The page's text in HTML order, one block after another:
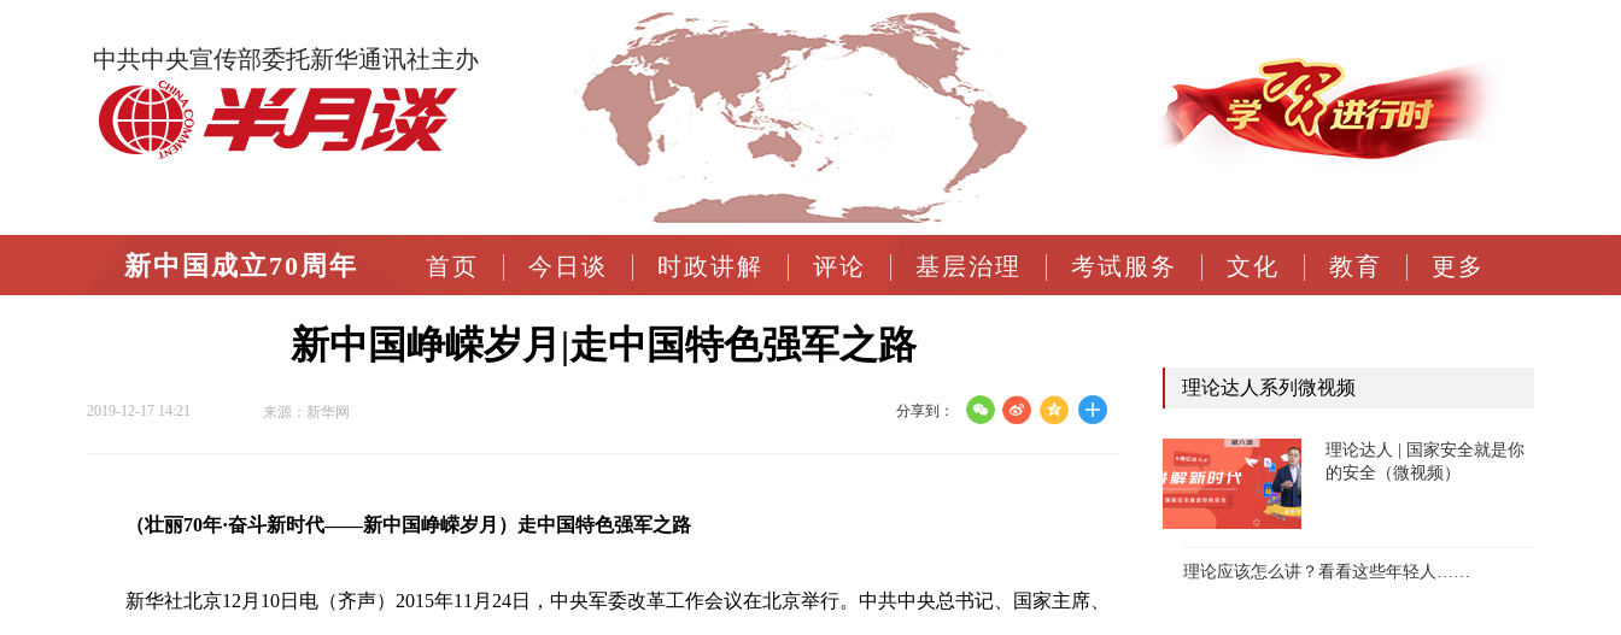
中共中央宣传部委托新华通讯社主办
新中国成立70周年 首页 今日谈 时政讲解 评论 基层治理 考试服务 文化 教育 更多
新中国峥嵘岁月|走中国特色强军之路
2019-12-17 14:21 来源：新华网 分享到：
（壮丽70年·奋斗新时代——新中国峥嵘岁月）走中国特色强军之路
新华社北京12月10日电（齐声）2015年11月24日，中央军委改革工作会议在北京举行。中共中央总书记、国家主席、
理论达人系列微视频
理论达人 | 国家安全就是你
的安全（微视频）
理论应该怎么讲？看看这些年轻人……